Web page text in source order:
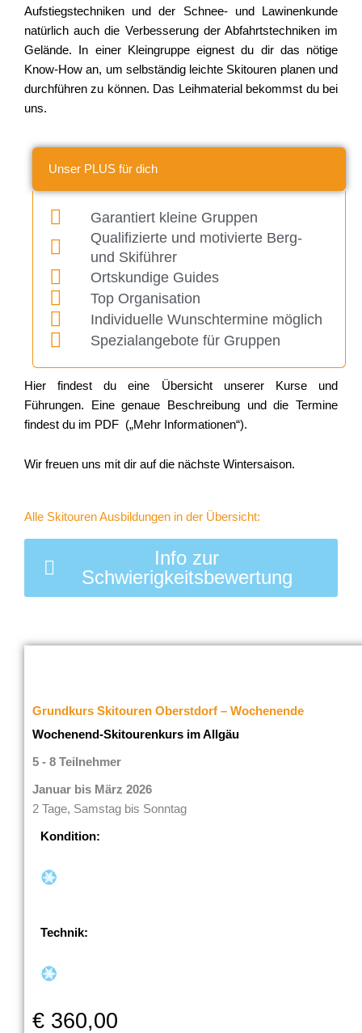
Aufstiegstechniken und der Schnee- und Lawinenkunde
natürlich auch die Verbesserung der Abfahrtstechniken im
Gelände. In einer Kleingruppe eignest du dir das nötige
Know-How an, um selbständig leichte Skitouren planen und
durchführen zu können. Das Leihmaterial bekommst du bei
uns.
Unser PLUS für dich
Garantiert kleine Gruppen
Qualifizierte und motivierte Berg-
und Skiführer
Ortskundige Guides
Top Organisation
Individuelle Wunschtermine möglich
Spezialangebote für Gruppen
Hier findest du eine Übersicht unserer Kurse und
Führungen. Eine genaue Beschreibung und die Termine
findest du im PDF („Mehr Informationen“).
Wir freuen uns mit dir auf die nächste Wintersaison.
Alle Skitouren Ausbildungen in der Übersicht:
Info zur
Schwierigkeitsbewertung
Grundkurs Skitouren Oberstdorf – Wochenende
Wochenend-Skitourenkurs im Allgäu
5 - 8 Teilnehmer
Januar bis März 2026
2 Tage, Samstag bis Sonntag
Kondition:
Technik:
€ 360,00